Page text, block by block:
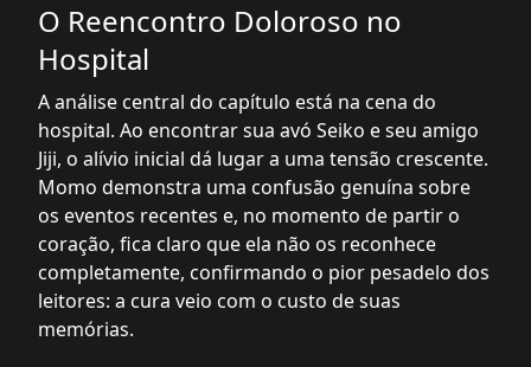
O Reencontro Doloroso no
Hospital
A análise central do capítulo está na cena do
hospital. Ao encontrar sua avó Seiko e seu amigo
Jiji, o alívio inicial dá lugar a uma tensão crescente.
Momo demonstra uma confusão genuína sobre
os eventos recentes e, no momento de partir o
coração, fica claro que ela não os reconhece
completamente, confirmando o pior pesadelo dos
leitores: a cura veio com o custo de suas
memórias.